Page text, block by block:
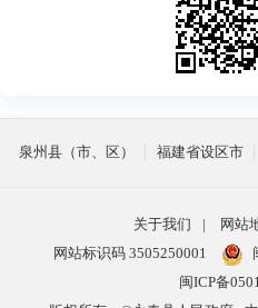
泉州县（市、区） 福建省设区市
关于我们 | 网站
网站标识码 3505250001
闽ICP备